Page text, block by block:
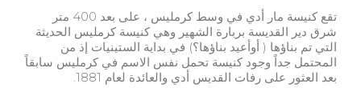
تقع كنيسة مار أدي في وسط كرمليس ، على بعد 400 متر
شرق دير القديسة بربارة الشهير وهي كنيسة كرمليس الحديثة
التي تم بناؤها ( أوأعيد بناؤها؟) في بداية الستينيات إذ من
المحتمل جداً وجود كنيسة تحمل نفس الاسم في كرمليس سابقاً
بعد العثور على رفات القديس أدي والعائدة لعام 1881.